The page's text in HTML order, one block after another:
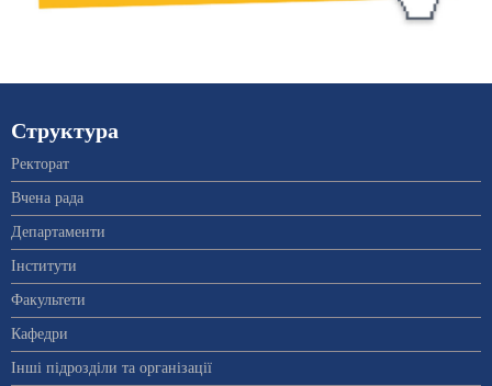
Структура
Ректорат
Вчена рада
Департаменти
Інститути
Факультети
Кафедри
Інші підрозділи та організації